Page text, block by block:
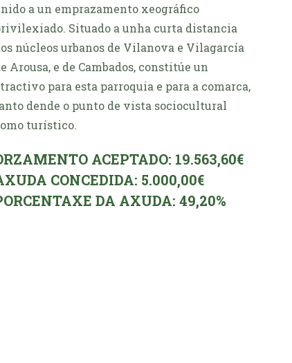
a un emprazamento xeográfico
Situado a unha curta distancia
núcleos urbanos de Vilanova e Vilagarcía
Arousa, e de Cambados, constitúe un
para esta parroquia e para a comarca,
dende o punto de vista sociocultural
turístico.
ACEPTADO: 19.563,60€
CONCEDIDA: 5.000,00€
DA AXUDA: 49,20%